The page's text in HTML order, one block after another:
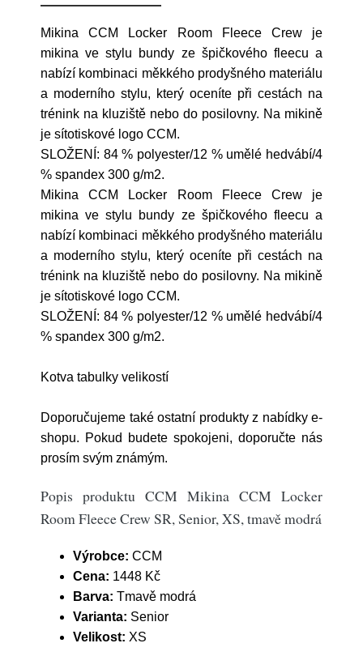
Mikina CCM Locker Room Fleece Crew je
mikina ve stylu bundy ze špičkového fleecu a
nabízí kombinaci měkkého prodyšného materiálu
a moderního stylu, který oceníte při cestách na
trénink na kluziště nebo do posilovny. Na mikině
je sítotiskové logo CCM.
SLOŽENÍ: 84 % polyester/12 % umělé hedvábí/4
% spandex 300 g/m2.
Mikina CCM Locker Room Fleece Crew je
mikina ve stylu bundy ze špičkového fleecu a
nabízí kombinaci měkkého prodyšného materiálu
a moderního stylu, který oceníte při cestách na
trénink na kluziště nebo do posilovny. Na mikině
je sítotiskové logo CCM.
SLOŽENÍ: 84 % polyester/12 % umělé hedvábí/4
% spandex 300 g/m2.
Kotva tabulky velikostí
Doporučujeme také ostatní produkty z nabídky e-
shopu. Pokud budete spokojeni, doporučte nás
prosím svým známým.
Popis produktu CCM Mikina CCM Locker
Room Fleece Crew SR, Senior, XS, tmavě modrá
Výrobce: CCM
Cena: 1448 Kč
Barva: Tmavě modrá
Varianta: Senior
Velikost: XS